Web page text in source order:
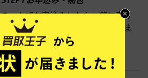
ネットでお申込みしたら、箱に売り
たい商品をいろいろ詰めて梱包しま
す。